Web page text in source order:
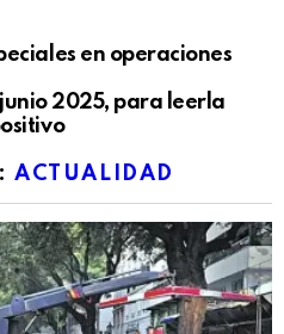
en operaciones
2025, para leerla
ACTUALIDAD